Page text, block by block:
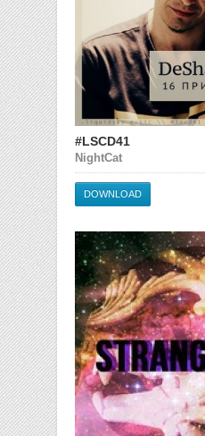
#LSCD41
NightCat
DOWNLOAD